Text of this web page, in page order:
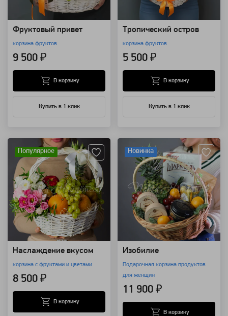
Фруктовый привет
корзина фруктов
9 500 ₽
Купить в 1 клик
В корзину
Тропический остров
корзина фруктов
5 500 ₽
Купить в 1 клик
В корзину
Популярное
Наслаждение вкусом
корзина с фруктами и цветами
8 500 ₽
В корзину
Новинка
Изобилие
Подарочная корзина продуктов
для женщин
11 900 ₽
В корзину